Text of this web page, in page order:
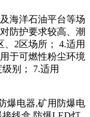
海洋石油平台等场
防护要求较高、潮
2区场所； 4.适用
于可燃性粉尘环境
别； 7.适用